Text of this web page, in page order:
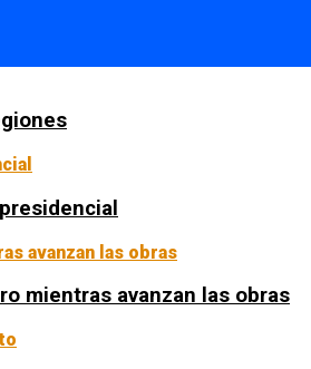
mientras avanzan las obras